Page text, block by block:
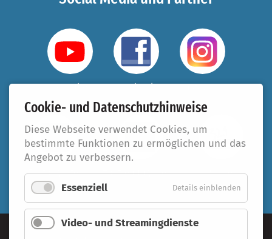
YouTube Facebook Instagram
Taufbegleiter #beziehungsweise 321.koeln
Cookie- und Datenschutzhinweise
Diese Webseite verwendet Cookies, um
bestimmte Funktionen zu ermöglichen und das
Angebot zu verbessern.
Essenziell Details einblenden
Video- und Streamingdienste